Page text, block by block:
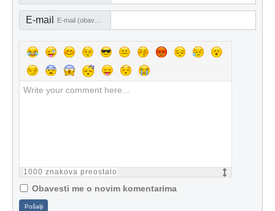
E-mail
1000 znakova preostalo
Obavesti me o novim komentarima
Pošalji